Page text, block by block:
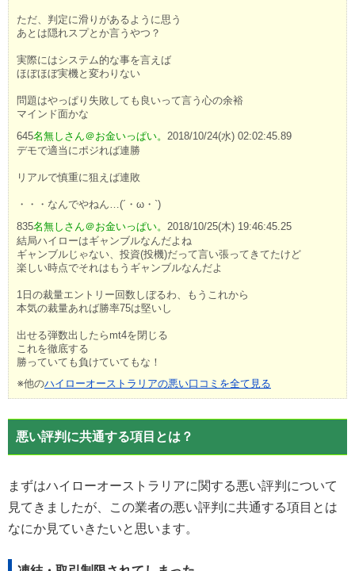
ただ、判定に滑りがあるように思う
あとは隠れスプとか言うやつ？
実際にはシステム的な事を言えば
ほぼほぼ実機と変わりない
問題はやっぱり失敗しても良いって言う心の余裕
マインド面かな
645名無しさん＠お金いっぱい。 2018/10/24(水) 02:02:45.89
デモで適当にポジれば連勝
リアルで慎重に狙えば連敗
・・・なんでやねん…(´・ω・`)
835名無しさん＠お金いっぱい。 2018/10/25(木) 19:46:45.25
結局ハイローはギャンブルなんだよね
ギャンブルじゃない、投資(投機)だって言い張ってきてたけど
楽しい時点でそれはもうギャンブルなんだよ
1日の裁量エントリー回数しぼるわ、もうこれから
本気の裁量あれば勝率75は堅いし
出せる弾数出したらmt4を閉じる
これを徹底する
勝っていても負けていてもな！
※他のハイローオーストラリアの悪い口コミを全て見る
悪い評判に共通する項目とは？
まずはハイローオーストラリアに関する悪い評判について
見てきましたが、この業者の悪い評判に共通する項目とは
なにか見ていきたいと思います。